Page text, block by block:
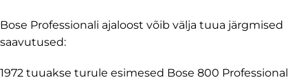
Bose Professionali ajaloost võib välja tuua järgmised
saavutused:
1972 tuuakse turule esimesed Bose 800 Professional